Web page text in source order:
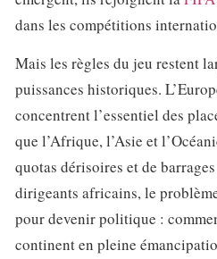
dans les compétitions
Mais les règles du jeu restent
puissances historiques.
concentrent l’essentiel des
que l’Afrique, l’Asie et
quotas dérisoires et de
dirigeants africains, le
pour devenir politique :
continent en pleine